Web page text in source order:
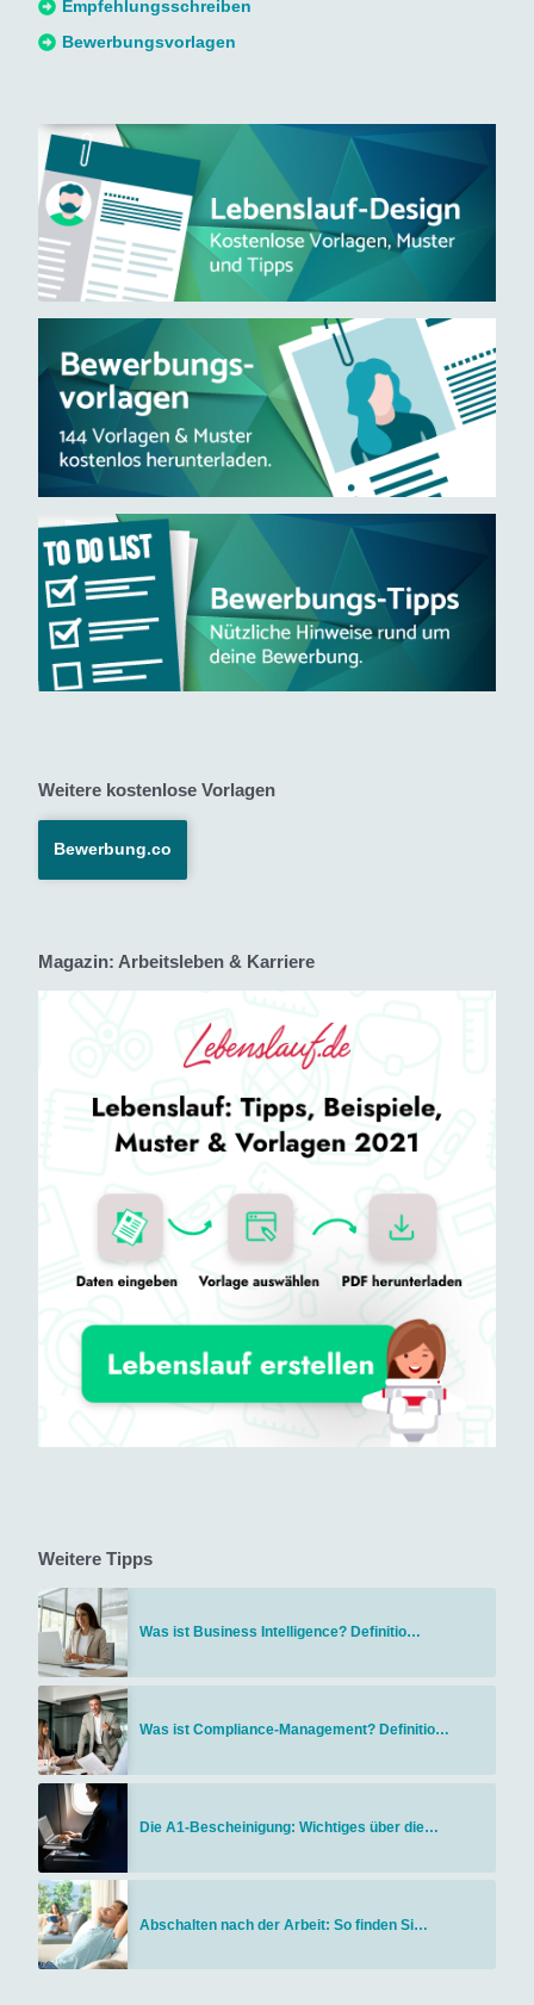
Empfehlungsschreiben
Bewerbungsvorlagen
Weitere kostenlose Vorlagen
Bewerbung.co
Magazin: Arbeitsleben & Karriere
Weitere Tipps
Was ist Business Intelligence? Definitio…
Was ist Compliance-Management? Definitio…
Die A1-Bescheinigung: Wichtiges über die…
Abschalten nach der Arbeit: So finden Si…